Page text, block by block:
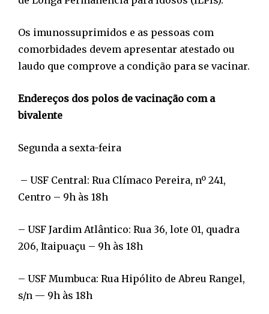
Os imunossuprimidos e as pessoas com
comorbidades devem apresentar atestado ou
laudo que comprove a condição para se vacinar.
Endereços dos polos de vacinação com a
bivalente
Segunda a sexta-feira
– USF Central: Rua Clímaco Pereira, nº 241,
Centro – 9h às 18h
– USF Jardim Atlântico: Rua 36, lote 01, quadra
206, Itaipuaçu – 9h às 18h
– USF Mumbuca: Rua Hipólito de Abreu Rangel,
s/n — 9h às 18h